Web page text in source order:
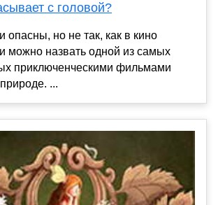
с головой?
опасны, но не так, как в кино
можно назвать одной из самых
приключенческими фильмами
...